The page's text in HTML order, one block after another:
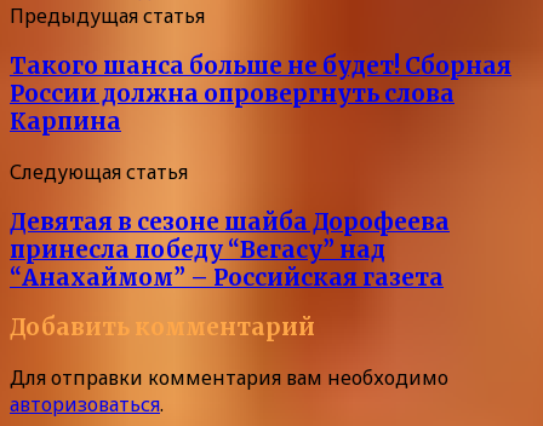
Предыдущая статья
Такого шанса больше не будет! Сборная
России должна опровергнуть слова
Карпина
Следующая статья
Девятая в сезоне шайба Дорофеева
принесла победу “Вегасу” над
“Анахаймом” – Российская газета
Добавить комментарий
Для отправки комментария вам необходимо
авторизоваться.